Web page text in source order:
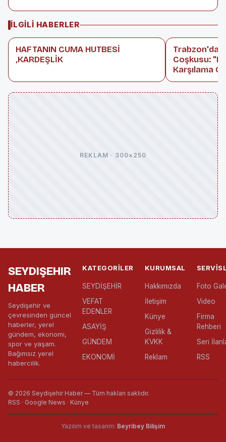
İLGILI HABERLER
HAFTANIN CUMA HUTBESİ
,KARDEŞLİK
Trabzon'da
Coşkusu:
Karşılama
REKLAM · 300×250
SEYDIŞEHIR
HABER
Seydişehir ve
çevresinden güncel
haberler, yerel
gündem, ekonomi,
spor ve yaşam.
Bağımsız yerel
habercilik.
KATEGORILER
SEYDİŞEHİR
VEFAT
EDENLER
ASAYİŞ
GÜNDEM
EKONOMİ
KURUMSAL
Hakkımızda
İletişim
Künye
Gizlilik &
KVKK
Reklam
Foto
Video
Firma
Rehberi
Seri
RSS
© 2026 Seydişehir Haber — Tüm hakları saklıdır.
RSS · Google News · Künye
Yazılım ve tasarım: Beyribey Bilişim